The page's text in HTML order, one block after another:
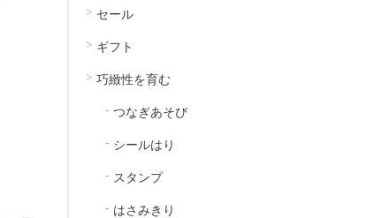
セール
ギフト
巧緻性を育む
つなぎあそび
シールはり
スタンプ
はさみきり